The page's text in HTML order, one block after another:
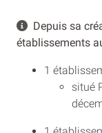
Depuis sa
établissements
1
situé